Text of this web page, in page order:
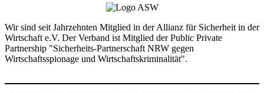
Wir sind seit Jahrzehnten Mitglied in der Allianz für Sicherheit in der
Wirtschaft e.V. Der Verband ist Mitglied der Public Private
Partnership "Sicherheits-Partnerschaft NRW gegen
Wirtschaftsspionage und Wirtschaftskriminalität".